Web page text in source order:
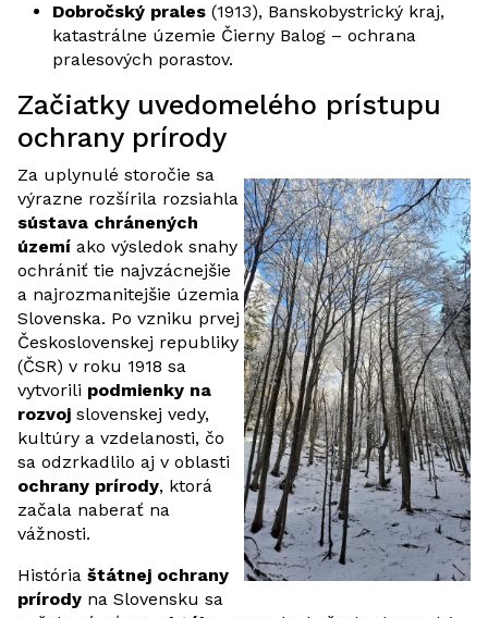
Dobročský prales (1913), Banskobystrický kraj,
katastrálne územie Čierny Balog – ochrana
pralesových porastov.
Začiatky uvedomelého prístupu
ochrany prírody
Za uplynulé storočie sa
výrazne rozšírila rozsiahla
sústava chránených
území ako výsledok snahy
ochrániť tie najvzácnejšie
a najrozmanitejšie územia
Slovenska. Po vzniku prvej
Československej republiky
(ČSR) v roku 1918 sa
vytvorili podmienky na
rozvoj slovenskej vedy,
kultúry a vzdelanosti, čo
sa odzrkadlilo aj v oblasti
ochrany prírody, ktorá
začala naberať na
vážnosti.
História štátnej ochrany
prírody na Slovensku sa